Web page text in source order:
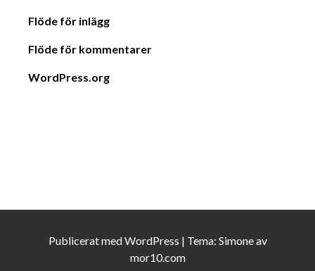
Flöde för inlägg
Flöde för kommentarer
WordPress.org
Publicerat medWordPress | Tema: Simoneav
mor10.com